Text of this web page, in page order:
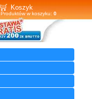
Koszyk
Produktów w koszyku: 0